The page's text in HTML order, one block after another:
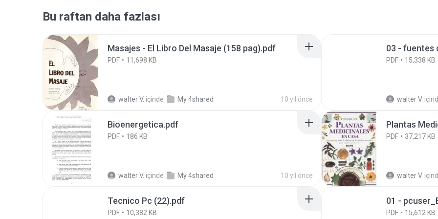
Bu raftan daha fazlası
Masajes - El Libro Del Masaje (158 pag).pdf
PDF 11,698 KB
walter V. içinde My 4shared 10 yıl önce
03 - fuentes
PDF 15,338 KB
walter V.
Bioenergetica.pdf
PDF 186 KB
walter V. içinde My 4shared 10 yıl önce
Plantas
PDF 37,217 KB
walter V.
Tecnico Pc (22).pdf
PDF 10,382 KB
01 -
PDF 15,612 KB